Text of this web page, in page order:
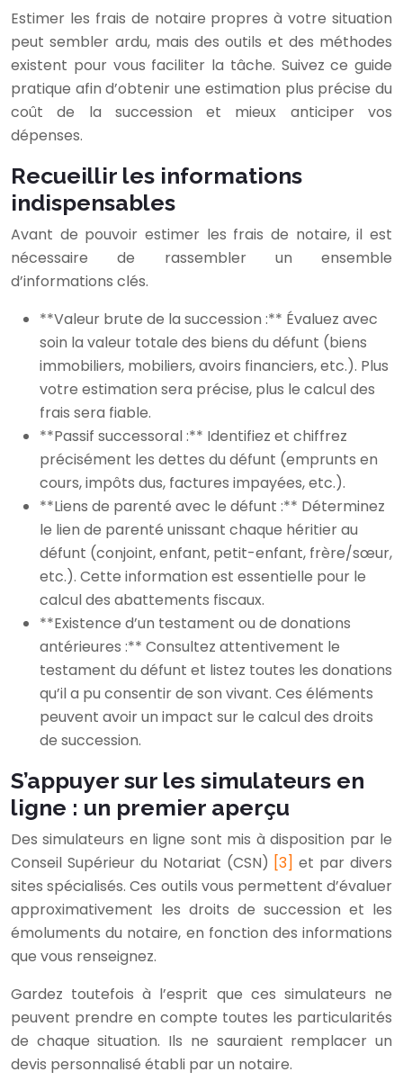
Estimer les frais de notaire propres à votre situation
peut sembler ardu, mais des outils et des méthodes
existent pour vous faciliter la tâche. Suivez ce guide
pratique afin d’obtenir une estimation plus précise du
coût de la succession et mieux anticiper vos
dépenses.
Recueillir les informations
indispensables
Avant de pouvoir estimer les frais de notaire, il est
nécessaire de rassembler un ensemble
d’informations clés.
**Valeur brute de la succession :** Évaluez avec
soin la valeur totale des biens du défunt (biens
immobiliers, mobiliers, avoirs financiers, etc.). Plus
votre estimation sera précise, plus le calcul des
frais sera fiable.
**Passif successoral :** Identifiez et chiffrez
précisément les dettes du défunt (emprunts en
cours, impôts dus, factures impayées, etc.).
**Liens de parenté avec le défunt :** Déterminez
le lien de parenté unissant chaque héritier au
défunt (conjoint, enfant, petit-enfant, frère/sœur,
etc.). Cette information est essentielle pour le
calcul des abattements fiscaux.
**Existence d’un testament ou de donations
antérieures :** Consultez attentivement le
testament du défunt et listez toutes les donations
qu’il a pu consentir de son vivant. Ces éléments
peuvent avoir un impact sur le calcul des droits
de succession.
S’appuyer sur les simulateurs en
ligne : un premier aperçu
Des simulateurs en ligne sont mis à disposition par le
Conseil Supérieur du Notariat (CSN) [3]et par divers
sites spécialisés. Ces outils vous permettent d’évaluer
approximativement les droits de succession et les
émoluments du notaire, en fonction des informations
que vous renseignez.
Gardez toutefois à l’esprit que ces simulateurs ne
peuvent prendre en compte toutes les particularités
de chaque situation. Ils ne sauraient remplacer un
devis personnalisé établi par un notaire.